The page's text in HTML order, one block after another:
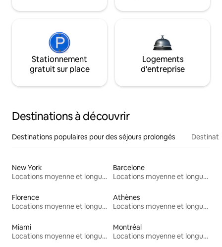
Stationnement
gratuit sur place
Logements
d'entreprise
Destinations à découvrir
Destinations populaires pour des séjours prolongés
New York
Locations moyenne et longue durée
Barcelone
Locations moyenne et longue durée
Florence
Locations moyenne et longue durée
Athènes
Locations moyenne et longue durée
Miami
Locations moyenne et longue durée
Montréal
Locations moyenne et longue durée